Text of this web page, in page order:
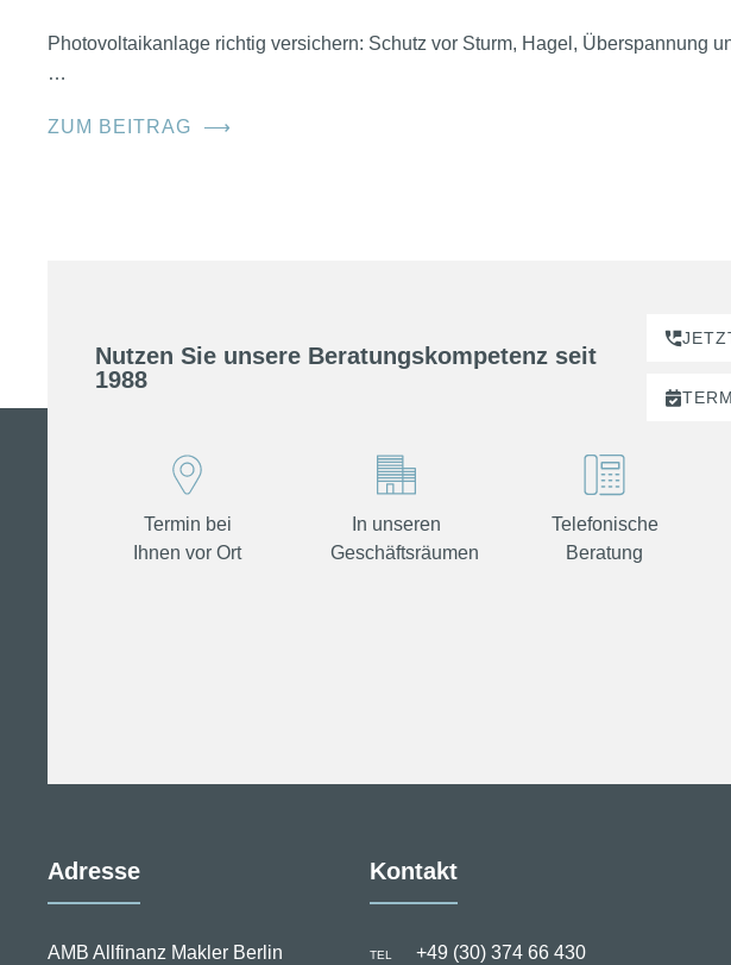
Photovoltaikanlage richtig versichern: Schutz vor Sturm, Hagel, Überspannung
…
ZUM BEITRAG ⟶
Nutzen Sie unsere Beratungskompetenz seit
1988
Termin bei
Ihnen vor Ort
In unseren
Geschäftsräumen
Telefonische
Beratung
Adresse
AMB Allfinanz Makler Berlin
Kontakt
TEL +49 (30) 374 66 430